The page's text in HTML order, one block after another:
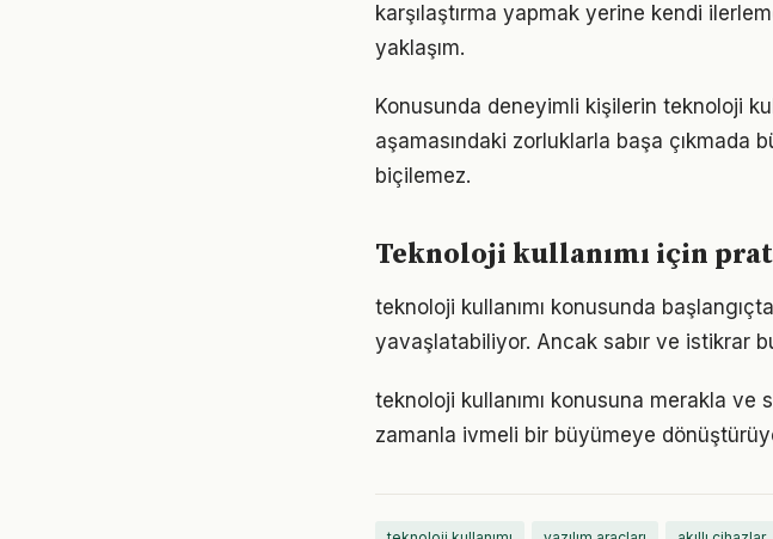
karşılaştırma yapmak yerine kendi
yaklaşım.
Konusunda deneyimli kişilerin teknoloji
aşamasındaki zorluklarla başa çıkmada
biçilemez.
Teknoloji kullanımı için
teknoloji kullanımı konusunda
yavaşlatabiliyor. Ancak sabır ve istikrar
teknoloji kullanımı konusuna merakla ve
zamanla ivmeli bir büyümeye